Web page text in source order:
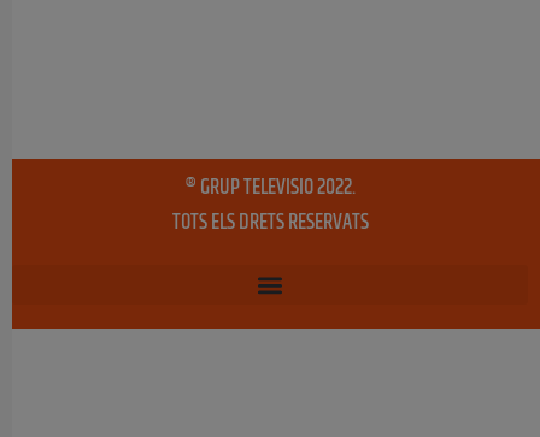
® GRUP TELEVISIO 2022.
TOTS ELS DRETS RESERVATS